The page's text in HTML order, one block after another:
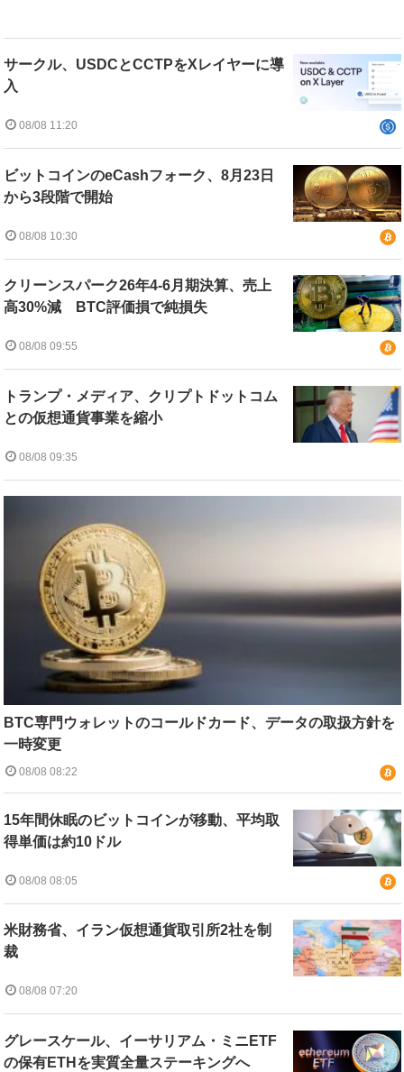
サークル、USDCとCCTPをXレイヤーに導
入
08/08 11:20
ビットコインのeCashフォーク、8月23日
から3段階で開始
08/08 10:30
クリーンスパーク26年4-6月期決算、売上
高30%減 BTC評価損で純損失
08/08 09:55
トランプ・メディア、クリプトドットコム
との仮想通貨事業を縮小
08/08 09:35
BTC専門ウォレットのコールドカード、データの取扱方針を
一時変更
08/08 08:22
15年間休眠のビットコインが移動、平均取
得単価は約10ドル
08/08 08:05
米財務省、イラン仮想通貨取引所2社を制
裁
08/08 07:20
グレースケール、イーサリアム・ミニETF
の保有ETHを実質全量ステーキングへ